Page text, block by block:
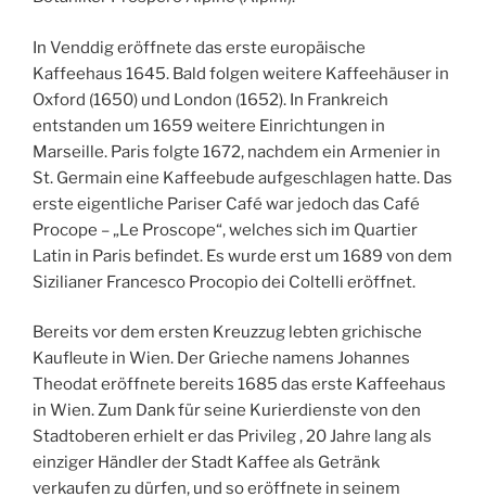
In Venddig eröffnete das erste europäische
Kaffeehaus 1645. Bald folgen weitere Kaffeehäuser in
Oxford (1650) und London (1652). In Frankreich
entstanden um 1659 weitere Einrichtungen in
Marseille. Paris folgte 1672, nachdem ein Armenier in
St. Germain eine Kaffeebude aufgeschlagen hatte. Das
erste eigentliche Pariser Café war jedoch das Café
Procope – „Le Proscope“, welches sich im Quartier
Latin in Paris befindet. Es wurde erst um 1689 von dem
Sizilianer Francesco Procopio dei Coltelli eröffnet.
Bereits vor dem ersten Kreuzzug lebten grichische
Kaufleute in Wien. Der Grieche namens Johannes
Theodat eröffnete bereits 1685 das erste Kaffeehaus
in Wien. Zum Dank für seine Kurierdienste von den
Stadtoberen erhielt er das Privileg , 20 Jahre lang als
einziger Händler der Stadt Kaffee als Getränk
verkaufen zu dürfen, und so eröffnete in seinem